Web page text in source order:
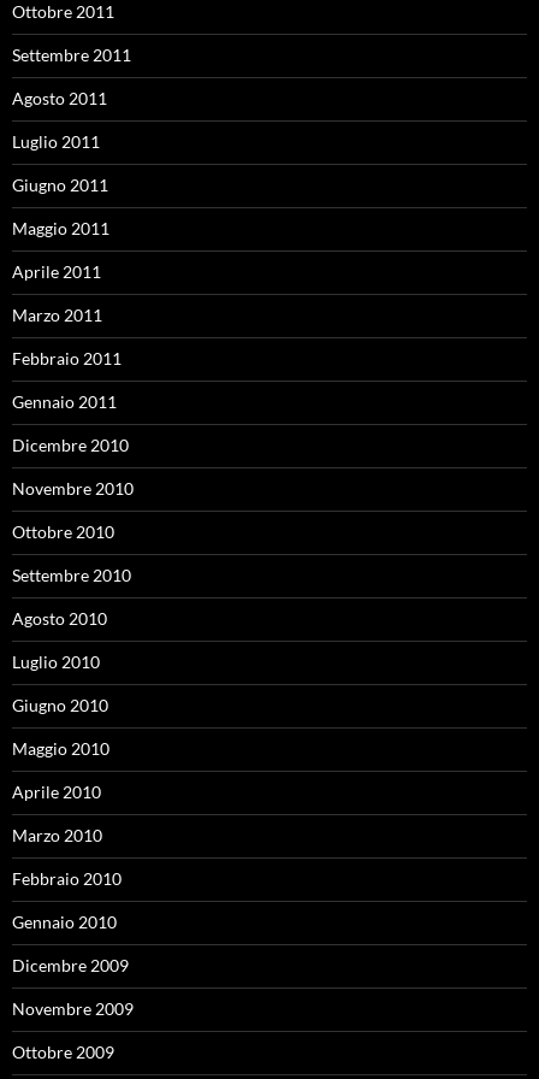
Ottobre 2011
Settembre 2011
Agosto 2011
Luglio 2011
Giugno 2011
Maggio 2011
Aprile 2011
Marzo 2011
Febbraio 2011
Gennaio 2011
Dicembre 2010
Novembre 2010
Ottobre 2010
Settembre 2010
Agosto 2010
Luglio 2010
Giugno 2010
Maggio 2010
Aprile 2010
Marzo 2010
Febbraio 2010
Gennaio 2010
Dicembre 2009
Novembre 2009
Ottobre 2009